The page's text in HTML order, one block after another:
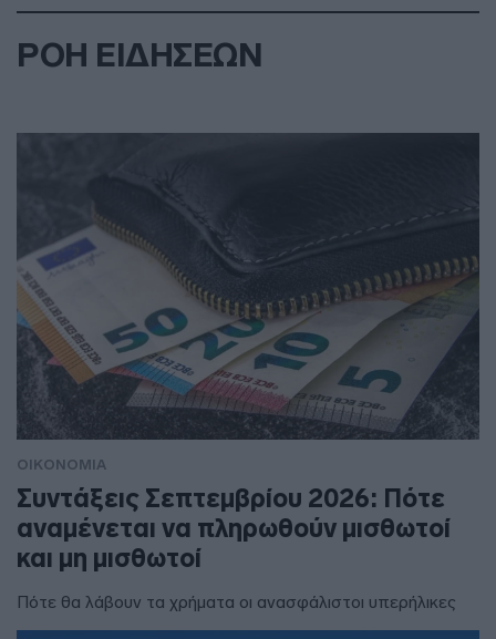
ΡΟΗ ΕΙΔΗΣΕΩΝ
ΟΙΚΟΝΟΜΙΑ
Συντάξεις Σεπτεμβρίου 2026: Πότε
αναμένεται να πληρωθούν μισθωτοί
και μη μισθωτοί
Πότε θα λάβουν τα χρήματα οι ανασφάλιστοι υπερήλικες